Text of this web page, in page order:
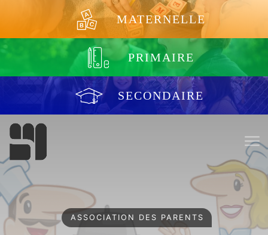
MATERNELLE
PRIMAIRE
SECONDAIRE
ASSOCIATION DES PARENTS